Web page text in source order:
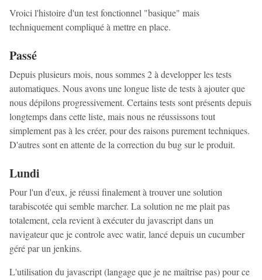
Vroici l'histoire d'un test fonctionnel "basique" mais
techniquement compliqué à mettre en place.
Passé
Depuis plusieurs mois, nous sommes 2 à developper les tests
automatiques. Nous avons une longue liste de tests à ajouter que
nous dépilons progressivement. Certains tests sont présents depuis
longtemps dans cette liste, mais nous ne réussissons tout
simplement pas à les créer, pour des raisons purement techniques.
D'autres sont en attente de la correction du bug sur le produit.
Lundi
Pour l'un d'eux, je réussi finalement à trouver une solution
tarabiscotée qui semble marcher. La solution ne me plait pas
totalement, cela revient à exécuter du javascript dans un
navigateur que je controle avec watir, lancé depuis un cucumber
géré par un jenkins.
L'utilisation du javascript (langage que je ne maîtrise pas) pour ce